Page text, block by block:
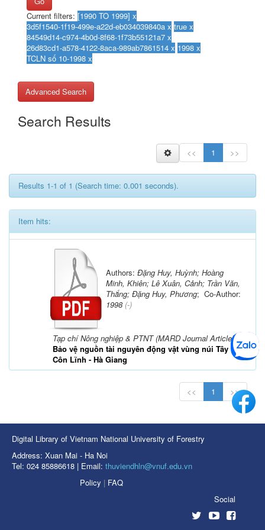
Current filters:
Advanced Search
Search Results
<< 1 >>
Results 1-1 of 1 (Search time: 0.001 seconds).
Item hits:
Tạp chí Nông nghiệp & PTNT (MARD Journal Article)
Bảo vệ nguồn tài nguyên động vật vùng núi Tây
Côn Lĩnh - Hà Giang
Authors: Đặng Huy, Huỳnh; Hoàng
Minh, Khiên; Lê Xuân, Cảnh; Trần Văn,
Thắng; Đặng Huy, Phương; Co-Author:
1998 (-)
<< 1 >>
Digital Library of Vietnam National University of Forestry
Address: Xuan Mai - Ha Noi
Tel: 024 85886618 | Email: thuviendhln@vnuf.edu.vn
Policy | FAQ
Social